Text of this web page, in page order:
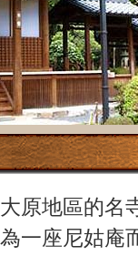
原地區的名
一座尼姑庵